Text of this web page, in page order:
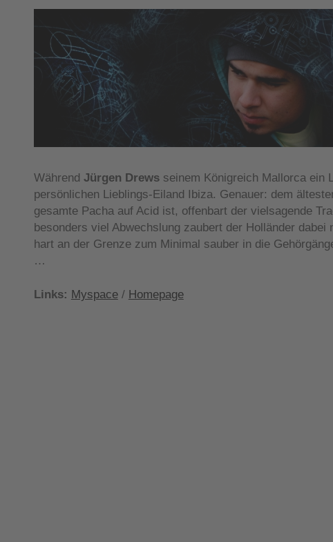
Während Jürgen Drewsseinem Königreich Mallorca ein
persönlichen Lieblings-Eiland Ibiza. Genauer: dem
gesamte Pacha auf Acid ist, offenbart der vielsagende
besonders viel Abwechslung zaubert der Holländer
hart an der Grenze zum Minimal sauber in die
…
Links: Myspace/ Homepage